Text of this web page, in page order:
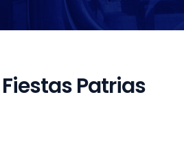
Patrias